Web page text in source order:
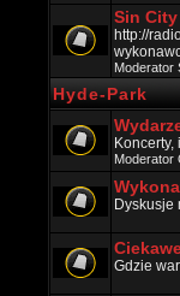
Sin
http://
Moderator
Hyde-Park
Moderator
Dyskusje
Gdzie